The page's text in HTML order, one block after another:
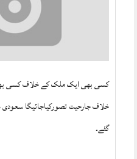
کسی بھی ایک ملک کے خلاف کسی
خلاف جارحیت تصورکیاجائیگا
گئے۔